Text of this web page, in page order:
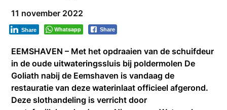
11 november 2022
Whatsapp Share
Share
EEMSHAVEN – Met het opdraaien van de schuifdeur
in de oude uitwateringssluis bij poldermolen De
Goliath nabij de Eemshaven is vandaag de
restauratie van deze waterinlaat officieel afgerond.
Deze slothandeling is verricht door